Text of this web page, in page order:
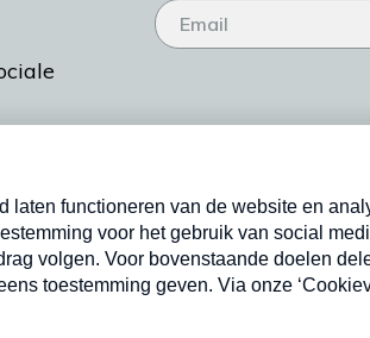
Bakt
Nieuwsbrief
Neem hier een gratis abonnement